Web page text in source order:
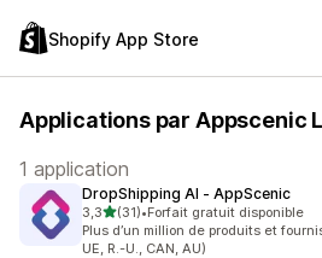
Shopify App Store
Applications par Appscenic
1 application
DropShipping AI ‑ AppScenic
3,3étoile(s) sur 5
(31)
31 avis au total
•Forfait gratuit disponible
Plus d’un million de produits et
UE, R.-U., CAN, AU)